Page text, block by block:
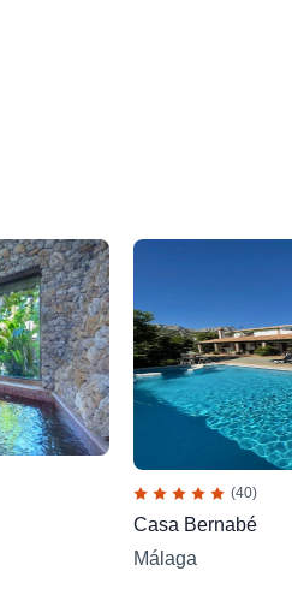
(40)
Casa Bernabé
Málaga